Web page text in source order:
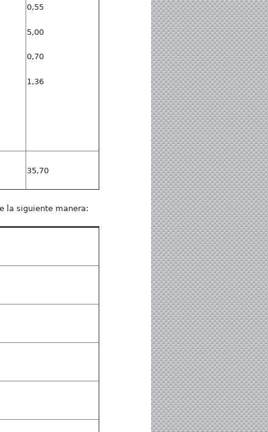
0,55
5,00
0,70
1,36
35,70
la siguiente manera: